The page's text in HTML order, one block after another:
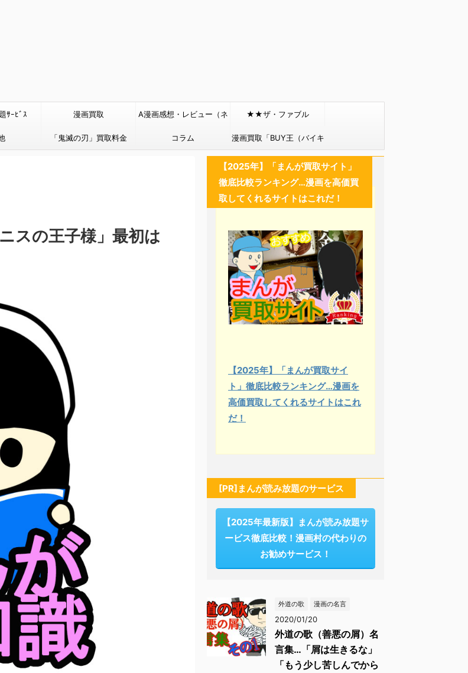
ｻｰﾋﾞｽ 漫画買取 A漫画感想・レビュー（ネ
タバレあり）
★★ザ・ファブル
「鬼滅の刃」買取料金 コラム 漫画買取「BUY王（バイキ
ング）」
スの王子様」最初は
【2025年】「まんが買取サイト」
徹底比較ランキング…漫画を高価買
取してくれるサイトはこれだ！
【2025年】「まんが買取サイ
ト」徹底比較ランキング…漫画を
高価買取してくれるサイトはこれ
だ！
[PR]まんが読み放題のサービス
【2025年最新版】まんが読み放題サ
ービス徹底比較！漫画村の代わりの
お勧めサービス！
外道の歌 漫画の名言
2020/01/20
外道の歌（善悪の屑）名
言集…「屑は生きるな」
「もう少し苦しんでから